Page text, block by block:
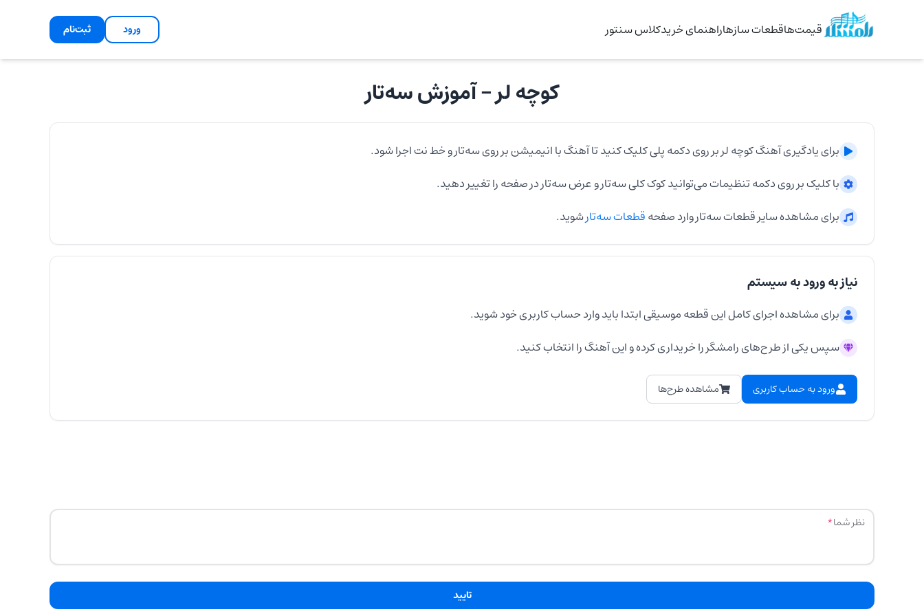
قیمت‌هاقطعات سازهاراهنمای خریدکلاس سنتور ورود ثبت‌نام
کوچه لر- آموزشسه‌تار
برای یادگیری آهنگکوچه لربر روی دکمه پلی کلیک کنید تا آهنگ با انیمیشن بر رویسه‌تارو خط نت اجرا شود.
با کلیک بر روی دکمه تنظیمات می‌توانید کوک کلیسه‌تارو عرضسه‌تاردر صفحه را تغییر دهید.
برای مشاهده سایر قطعاتسه‌تاروارد صفحهقطعاتسه‌تارشوید.
نیاز به ورود به سیستم
برای مشاهده اجرای کامل این قطعه موسیقی ابتدا باید وارد حساب کاربری خود شوید.
سپس یکی از طرح‌های رامشگر را خریداری کرده و این آهنگ را انتخاب کنید.
ورود به حساب کاربری مشاهده طرح‌ها
نظر شما
تایید